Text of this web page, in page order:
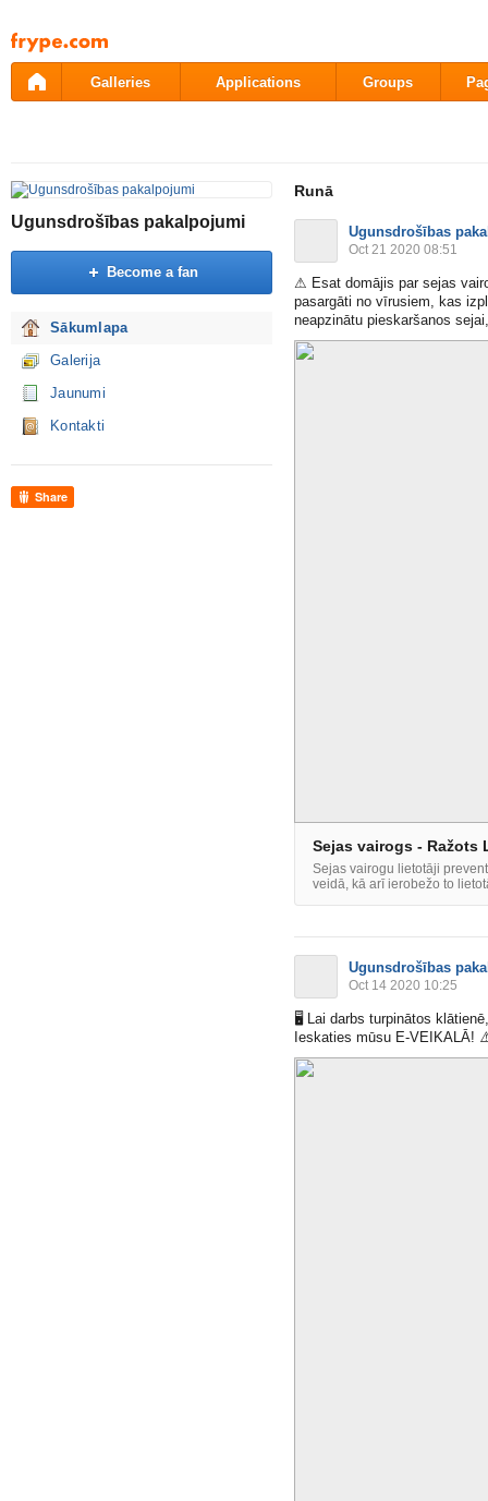
Pāriet
uz
saturu
Galleries Applications Groups
Ugunsdrošības pakalpojumi
Become a fan
Sākumlapa
Galerija
Jaunumi
Kontakti
Share
Runā
Ugunsdrošības
Oct 21 2020 08:51
⚠ Esat domājis par sejas
pasargāti no vīrusiem, kas
neapzinātu pieskaršanos
Sejas vairogs - Ražots
Sejas vairogu lietotāji
veidā, kā arī ierobežo to
Ugunsdrošības
Oct 14 2020 10:25
🖥 Lai darbs turpinātos
Ieskaties mūsu E-VEIKALĀ!